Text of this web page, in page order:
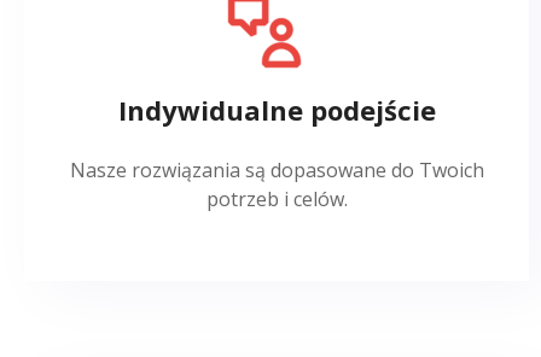
Indywidualne podejście
Nasze rozwiązania są dopasowane do Twoich
potrzeb i celów.